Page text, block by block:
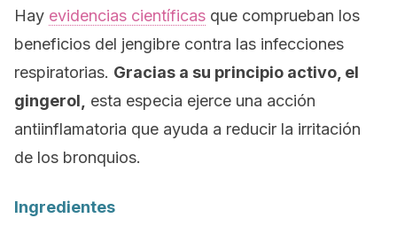
Hay evidencias científicas que comprueban los
beneficios del jengibre contra las infecciones
respiratorias. Gracias a su principio activo, el
gingerol,
esta especia ejerce una acción
antiinflamatoria que ayuda a reducir la irritación
de los bronquios.
Ingredientes